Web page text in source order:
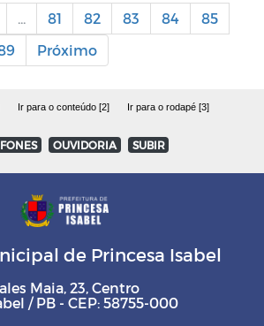
81 82 83 84
85
Próximo
Ir para o conteúdo [2] Ir para o rodapé [3]
OUVIDORIA SUBIR
de Princesa Isabel
Maia, 23, Centro
/ PB - CEP: 58755-000